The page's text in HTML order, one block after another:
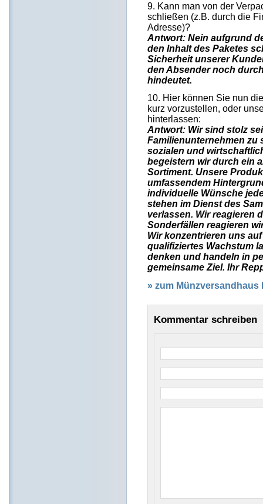
9. Kann man von der
schließen (z.B. durch die
Adresse)?
Antwort: Nein aufgrund
den Inhalt des Paketes
Sicherheit unserer
den Absender noch
hindeutet.
10. Hier können Sie nun
kurz vorzustellen, oder
hinterlassen:
Antwort: Wir sind stolz
Familienunternehmen zu
sozialen und
begeistern wir durch ein
Sortiment. Unsere
umfassendem
individuelle Wünsche
stehen im Dienst des
verlassen. Wir reagieren
Sonderfällen reagieren
Wir konzentrieren uns
qualifiziertes Wachstum
denken und handeln in
gemeinsame Ziel. Ihr
» zum Münzversandhaus
Kommentar schreiben